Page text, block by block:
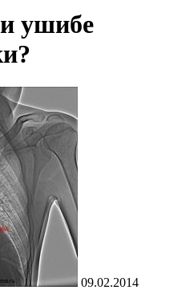
ушибе
09.02.2014